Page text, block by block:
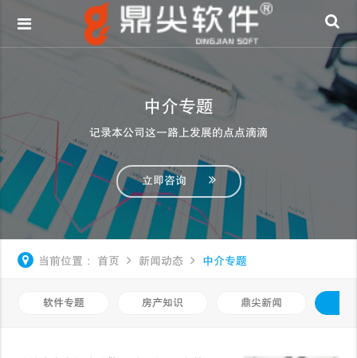
中介专题
记录本公司这一路上发展的点点滴滴
立即咨询
当前位置： 首页 新闻动态 中介专题
软件专题 房产知识 鼎尖新闻